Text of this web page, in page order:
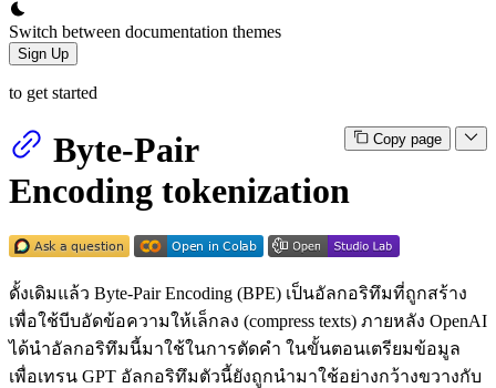
Switch between documentation themes
Sign Up
to get started
Copy page
Byte-Pair
Encoding tokenization
ดั้งเดิมแล้ว Byte-Pair Encoding (BPE) เป็นอัลกอริทึมที่ถูกสร้าง
เพื่อใช้บีบอัดข้อความให้เล็กลง (compress texts) ภายหลัง OpenAI
ได้นำอัลกอริทึมนี้มาใช้ในการตัดคำ ในขั้นตอนเตรียมข้อมูล
เพื่อเทรน GPT อัลกอริทึมตัวนี้ยังถูกนำมาใช้อย่างกว้างขวางกับ